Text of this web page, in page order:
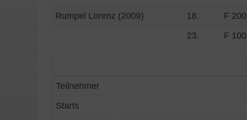
Rumpel Lorenz (2009)
18. F 200
23.
F 100
Teilnehmer
Starts